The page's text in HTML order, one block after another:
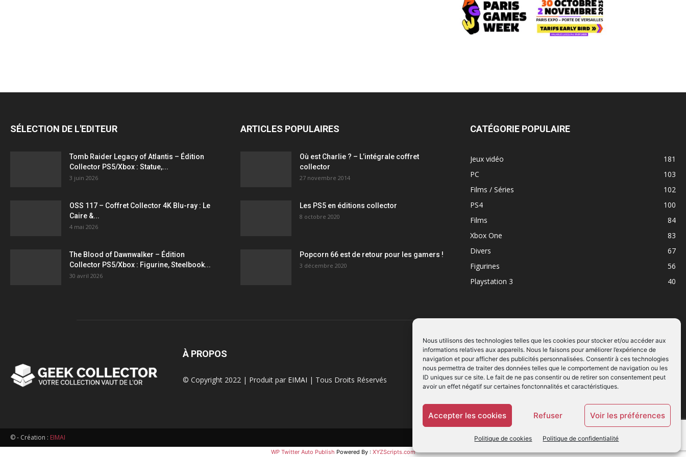
Nous utilisons des technologies telles que les cookies pour stocker et/ou accéder aux
informations relatives aux appareils. Nous le faisons pour améliorer l’expérience de
navigation et pour afficher des publicités personnalisées. Consentir à ces technologies
nous permettra de traiter des données telles que le comportement de navigation ou les
ID uniques sur ce site. Le fait de ne pas consentir ou de retirer son consentement peut
avoir un effet négatif sur certaines fonctonnalités et caractéristiques.
Accepter les cookies Refuser Voir les préférences
Politique de cookies Politique de confidentialité
statuettes
SÉLECTION DE L'EDITEUR
Tomb Raider Legacy of Atlantis – Édition
Collector PS5/Xbox : Statue,...
3 juin 2026
OSS 117 – Coffret Collector 4K Blu-ray : Le
Caire &...
4 mai 2026
The Blood of Dawnwalker – Édition
Collector PS5/Xbox : Figurine, Steelbook...
30 avril 2026
ARTICLES POPULAIRES
Où est Charlie ? – L’intégrale coffret
collector
27 novembre 2014
Les PS5 en éditions collector
8 octobre 2020
Popcorn 66 est de retour pour les gamers !
3 décembre 2020
CATÉGORIE POPULAIRE
Jeux vidéo
181
PC
103
Films / Séries
102
PS4
100
Films
84
Xbox One
83
Divers
67
Figurines
56
Playstation 3
40
À PROPOS
© Copyright 2022 | Produit par EIMAI | Tous Droits Réservés
SUIVEZ NOUS
© - Création : EIMAI
WP Twitter Auto Publish Powered By : XYZScripts.com